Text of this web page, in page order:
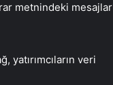
metnindeki mesajlar
yatırımcıların veri